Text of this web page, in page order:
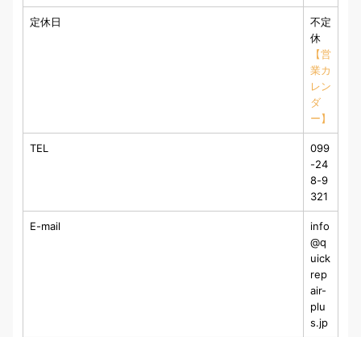
定休日
不定
休
【営
業カ
レン
ダ
ー】
TEL
099
-24
8-9
321
E-mail
info
@q
uick
rep
air-
plu
s.jp